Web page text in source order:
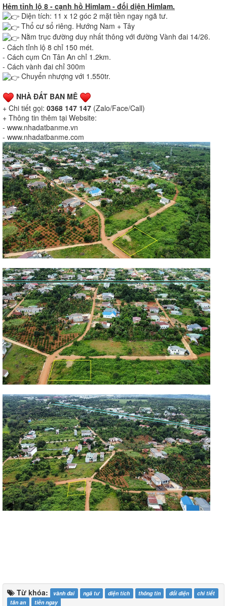
Hẻm tỉnh lộ 8 - cạnh hồ Himlam - đối diện Himlam.
Diện tích: 11 x 12 góc 2 mặt tiền ngay ngã tư.
Thổ cư sổ riêng. Hướng Nam + Tây
Nằm trục đường duy nhất thông với đường Vành đai 14/26.
- Cách tỉnh lộ 8 chỉ 150 mét.
- Cách cụm Cn Tân An chỉ 1.2km.
- Cách vành đai chỉ 300m
Chuyển nhượng với 1.550tr.
NHÀ ĐẤT BAN MÊ
+ Chi tiết gọi: 0368 147 147 (Zalo/Face/Call)
+ Thông tin thêm tại Website:
- www.nhadatbanme.vn
- www.nhadatbanme.com
Từ khóa: vành đai ngã tư diện tích thông tin đối diện
chi tiết
tân an
tiền ngay